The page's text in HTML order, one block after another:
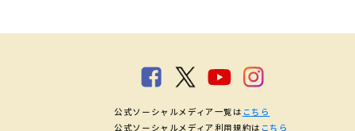
公式ソーシャルメディア一覧は こちら
公式ソーシャルメディア利用規約は こちら